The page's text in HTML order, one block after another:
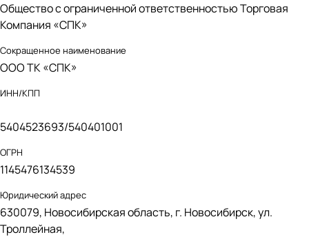
Общество с ограниченной ответственностью Торговая
Компания «СПК»
Сокращенное наименование
ООО ТК «СПК»
ИНН/КПП
5404523693/540401001
ОГРН
1145476134539
Юридический адрес
630079, Новосибирская область, г. Новосибирск, ул.
Троллейная,